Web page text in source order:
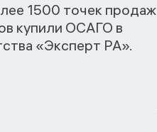
1500 точек продаж
купили ОСАГО в
«Эксперт РА».